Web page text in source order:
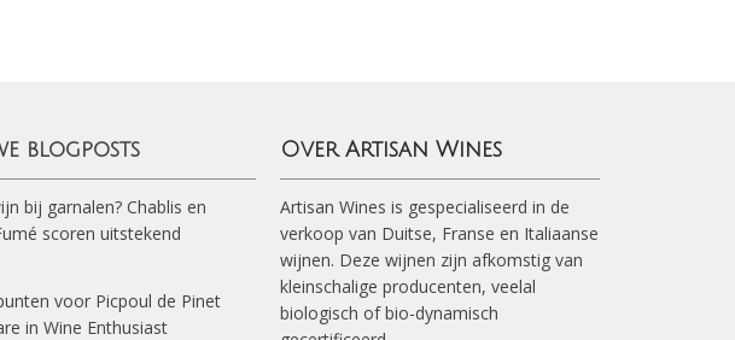
blogposts
bij garnalen? Chablis en
scoren uitstekend
voor Picpoul de Pinet
in Wine Enthusiast
Over Artisan Wines
Artisan Wines is gespecialiseerd in de
verkoop van Duitse, Franse en Italiaanse
wijnen. Deze wijnen zijn afkomstig van
kleinschalige producenten, veelal
biologisch of bio-dynamisch